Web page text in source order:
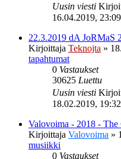
Uusin viesti
16.04.2019, 23:09
22.3.2019 dA JoRMaS
Kirjoittaja Teknojta »
tapahtumat
0 Vastaukset
30625 Luettu
Uusin viesti
18.02.2019, 19:32
Valovoima - 2018 - The
Kirjoittaja Valovoima »
musiikki
0 Vastaukset